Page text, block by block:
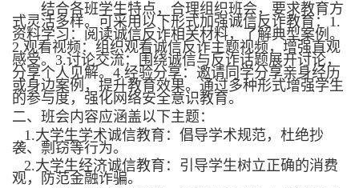
结合各班学生特点，合理组织班会，要求教育方
式灵活多样。可采用以下形式加强诚信反诈教育： 1.
资料学习：阅读诚信反诈相关材料，了解典型案例。
2.观看视频：组织观看诚信反诈主题视频，增强直观
感受。 3.讨论交流：围绕诚信与反诈话题展开讨论，
分享个人见解。 4.经验分享：邀请同学分享亲身经历
或身边案例，提升教育效果。通过多种形式增强学生
的参与度，强化网络安全意识教育。
二、班会内容应涵盖以下主题：
1.大学生学术诚信教育：倡导学术规范，杜绝抄
袭、剽窃等行为。
2.大学生经济诚信教育：引导学生树立正确的消费
观，防范金融诈骗。